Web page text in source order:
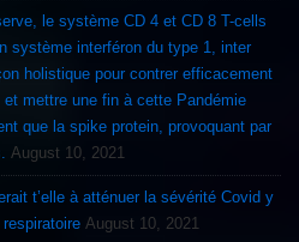
système interféron du type 1, inter
holistique pour contrer efficacement
mettre une fin à cette Pandémie
que la spike protein, provoquant par
August 10, 2021
t’elle à atténuer la sévérité Covid y
August 10, 2021